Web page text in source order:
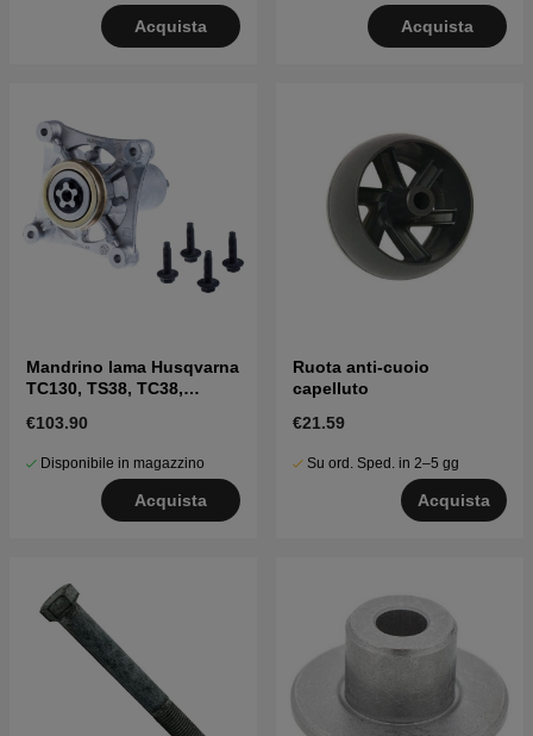
Acquista Acquista
Mandrino lama Husqvarna
TC130, TS38, TC38,
€103.90
Disponibile in magazzino
Acquista
Ruota anti-cuoio
capelluto
€21.59
Su ord. Sped. in 2–5 gg
Acquista